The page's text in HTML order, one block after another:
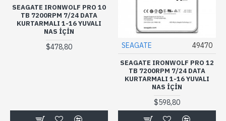
SEAGATE IRONWOLF PRO 10
TB 7200RPM 7/24 DATA
KURTARMALI 1-16 YUVALI
NAS IÇIN
$478,80 SEAGATE 49470
SEAGATE IRONWOLF PRO 12
TB 7200RPM 7/24 DATA
KURTARMALI 1-16 YUVALI
NAS IÇIN
$598,80